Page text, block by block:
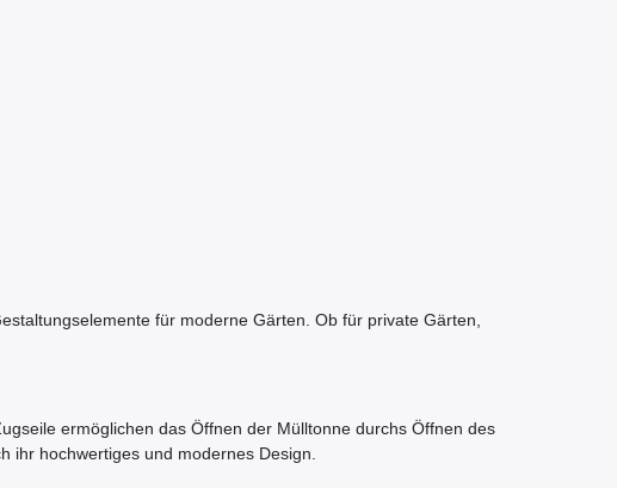
für moderne Gärten. Ob für private Gärten,
ermöglichen das Öffnen der Mülltonne durchs Öffnen des
ihr hochwertiges und modernes Design.